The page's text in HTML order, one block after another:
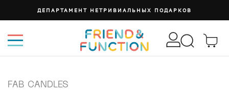
ДЕПАРТАМЕНТ НЕТРИВИАЛЬНЫХ ПОДАРКОВ
FAB СANDLES